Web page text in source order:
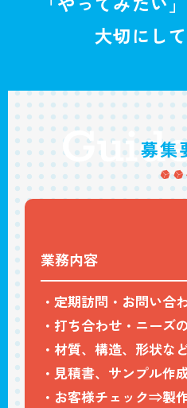
大切にして
業務内容
・定期訪問・お問い合
・打ち合わせ・ニーズ
・材質、構造、形状な
・見積書、サンプル作
・お客様チェック⇒製